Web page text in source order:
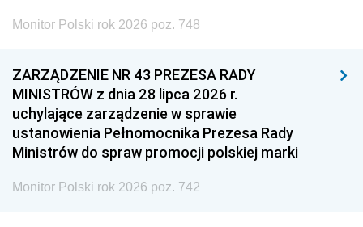
Monitor Polski rok 2026 poz. 748
ZARZĄDZENIE NR 43 PREZESA RADY
MINISTRÓW z dnia 28 lipca 2026 r.
uchylające zarządzenie w sprawie
ustanowienia Pełnomocnika Prezesa Rady
Ministrów do spraw promocji polskiej marki
Monitor Polski rok 2026 poz. 742